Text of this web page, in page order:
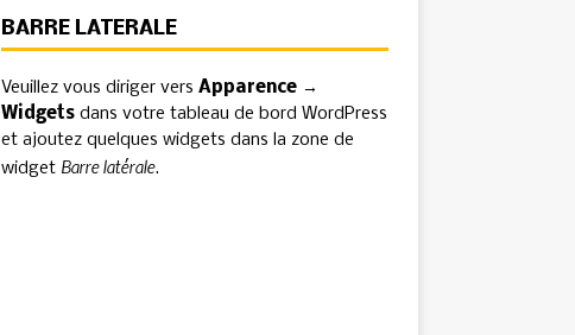
BARRE LATÉRALE
Veuillez vous diriger vers Apparence →
Widgetsdans votre tableau de bord WordPress
et ajoutez quelques widgets dans la zone de
widget Barre latérale.